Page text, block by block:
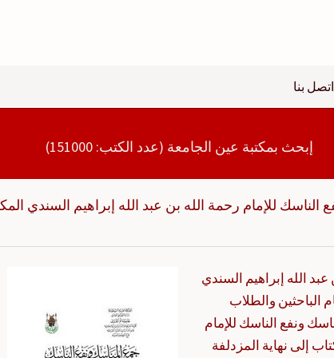
اتصل بنا
إبحث بمكتبة عين الجامعة (عدد الكتب: 151000)
الناسك للإمام رحمة الله بن عبد الله إبراهيم السندي
الله إبراهيم السندي
الباحثين والطلاب
ونفع الناسك للإمام
إلى نهاية المزدلفة